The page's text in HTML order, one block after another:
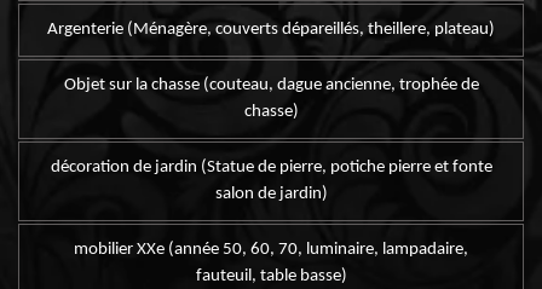
Argenterie (Ménagère, couverts dépareillés, theillere, plateau)
Objet sur la chasse (couteau, dague ancienne, trophée de
chasse)
décoration de jardin (Statue de pierre, potiche pierre et fonte
salon de jardin)
mobilier XXe (année 50, 60, 70, luminaire, lampadaire,
fauteuil, table basse)